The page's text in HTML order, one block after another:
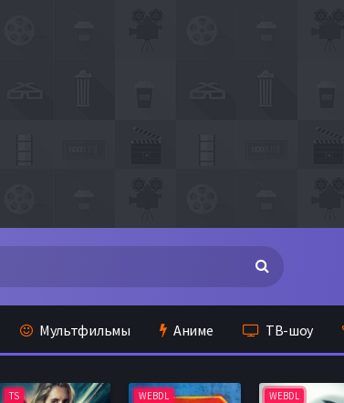
Мультфильмы Аниме ТВ-шоу
TS WEBDL WEBDL